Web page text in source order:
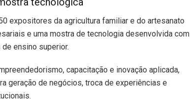
expositores da agricultura familiar e do artesanato
e uma mostra de tecnologia desenvolvida com
ensino superior.
capacitação e inovação aplicada,
geração de negócios, troca de experiências e